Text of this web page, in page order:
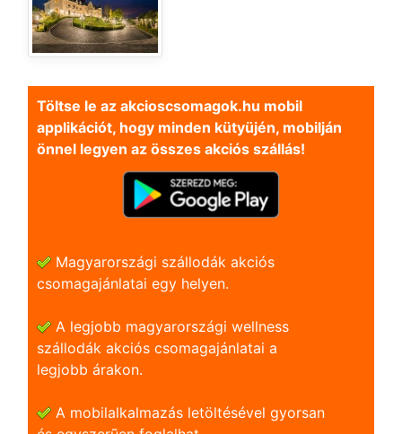
Töltse le az akcioscsomagok.hu mobil
applikációt, hogy minden kütyüjén, mobilján
önnel legyen az összes akciós szállás!
Magyarországi szállodák akciós
csomagajánlatai egy helyen.
A legjobb magyarországi wellness
szállodák akciós csomagajánlatai a
legjobb árakon.
A mobilalkalmazás letöltésével gyorsan